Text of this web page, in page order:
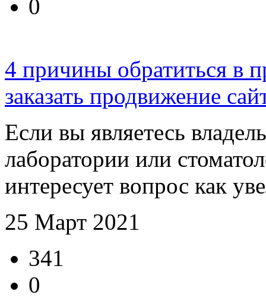
0
4 причины обратиться в
заказать продвижение
Если вы являетесь
лаборатории или
интересует вопрос как
25 Март 2021
341
0